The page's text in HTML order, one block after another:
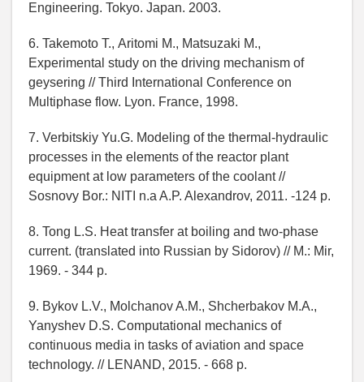
Engineering. Tokyo. Japan. 2003.
6. Takemoto Т., Aritomi M., Matsuzaki M.,
Experimental study on the driving mechanism of
geysering // Third International Conference on
Multiphase flow. Lyon. France, 1998.
7. Verbitskiy Yu.G. Modeling of the thermal-hydraulic
processes in the elements of the reactor plant
equipment at low parameters of the coolant //
Sosnovy Bor.: NITI n.a A.P. Alexandrov, 2011. -124 p.
8. Tong L.S. Heat transfer at boiling and two-phase
current. (translated into Russian by Sidorov) // M.: Mir,
1969. - 344 p.
9. Bykov L.V., Molchanov A.M., Shcherbakov M.A.,
Yanyshev D.S. Computational mechanics of
continuous media in tasks of aviation and space
technology. // LENAND, 2015. - 668 p.